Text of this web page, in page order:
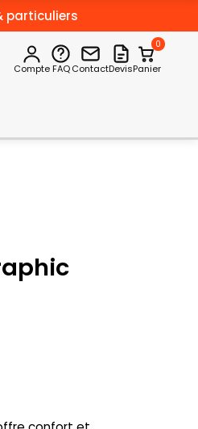
particuliers
Compte FAQContactDevis
0
Panier